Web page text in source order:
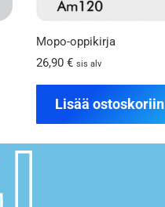
Mopo-oppikirja
26,90 € sis alv
Lisää ostoskoriin